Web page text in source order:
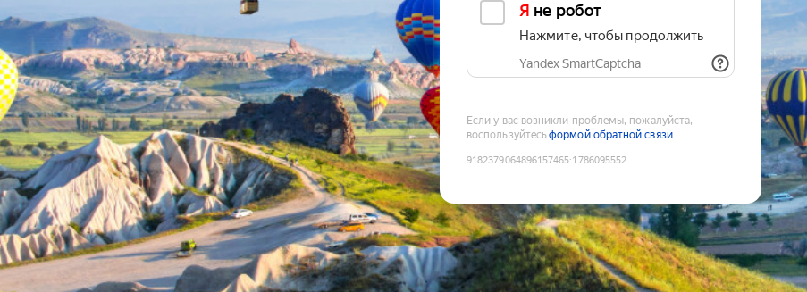
Я не робот
Нажмите, чтобы продолжить
Yandex SmartCaptcha
Если у вас возникли проблемы, пожалуйста,
воспользуйтесьформой обратной связи
9182379064896157465:1786095552